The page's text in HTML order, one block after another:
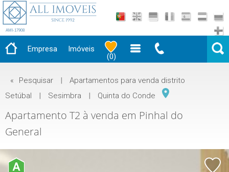
AMI-17908
Empresa
Imóveis
(0)
« Pesquisar |
Apartamentos para venda distrito
Setúbal
| Sesimbra | Quinta do Conde
Apartamento T2 à venda em Pinhal do
General